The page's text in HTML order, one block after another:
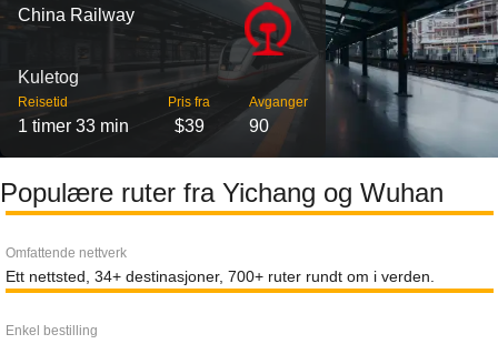
China Railway
Kuletog
Reisetid
1 timer 33 min
Pris fra
$39
Avganger
90
Populære ruter fra Yichang og Wuhan
Omfattende nettverk
Ett nettsted, 34+ destinasjoner, 700+ ruter rundt om i verden.
Enkel bestilling